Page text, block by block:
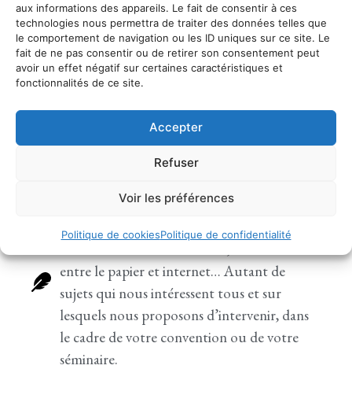
aux informations des appareils. Le fait de consentir à ces
technologies nous permettra de traiter des données telles que
le comportement de navigation ou les ID uniques sur ce site. Le
fait de ne pas consentir ou de retirer son consentement peut
avoir un effet négatif sur certaines caractéristiques et
fonctionnalités de ce site.
Accepter
Refuser
Voir les préférences
Politique de cookiesPolitique de confidentialité
Enseignement
Nous intervenons au sein de formations,
dans le secondaire ou l’enseignement
supérieur, régulièrement ou
atelier d’écriture, première approche de la
communication…
Interventions
La communication d’aujourd’hui, la place
entre le papier et internet… Autant de
sujets qui nous intéressent tous et sur
lesquels nous proposons d’intervenir, dans
le cadre de votre convention ou de votre
séminaire.